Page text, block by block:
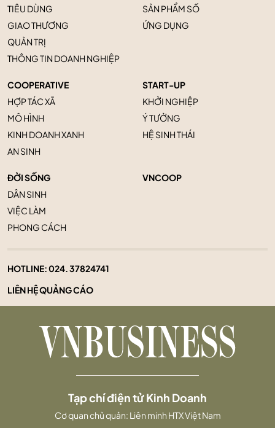
TIÊU DÙNG
GIAO THƯƠNG
QUẢN TRỊ
THÔNG TIN DOANH NGHIỆP
SẢN PHẨM SỐ
ỨNG DỤNG
COOPERATIVE
HỢP TÁC XÃ
MÔ HÌNH
KINH DOANH XANH
AN SINH
START-UP
KHỞI NGHIỆP
Ý TƯỞNG
HỆ SINH THÁI
ĐỜI SỐNG
DÂN SINH
VIỆC LÀM
PHONG CÁCH
VNCOOP
HOTLINE:024. 37824741
LIÊN HỆ QUẢNG CÁO
Tạp chí điện tử Kinh Doanh
Cơ quan chủ quản: Liên minh HTX Việt Nam